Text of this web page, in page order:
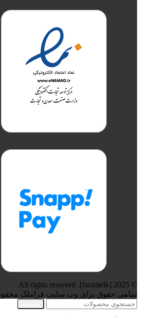
© 2025 [faramelk]. All rights reserved.
تمامی حقوق برای وب سایت فراملک